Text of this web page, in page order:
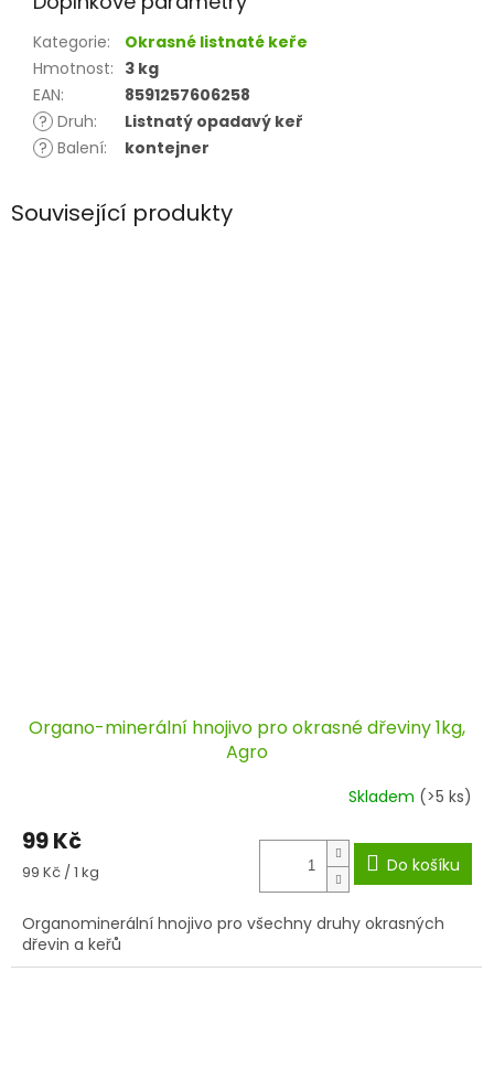
Kategorie:
Okrasné listnaté keře
Hmotnost: 3 kg
EAN:
8591257606258
? Druh:
Listnatý opadavý keř
? Balení: kontejner
Související produkty
Organo-minerální hnojivo pro okrasné dřeviny 1kg,
Agro
Skladem (>5 ks)
99 Kč
Měrná
99 Kč / 1 kg Do košíku
Organominerální hnojivo pro všechny druhy okrasných
dřevin a keřů